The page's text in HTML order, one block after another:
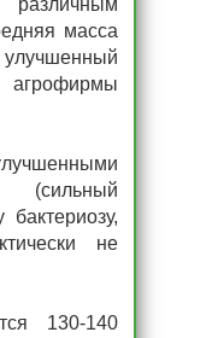
масса
улучшенный
агрофирмы
(сильный
бактериозу,
не
130-140